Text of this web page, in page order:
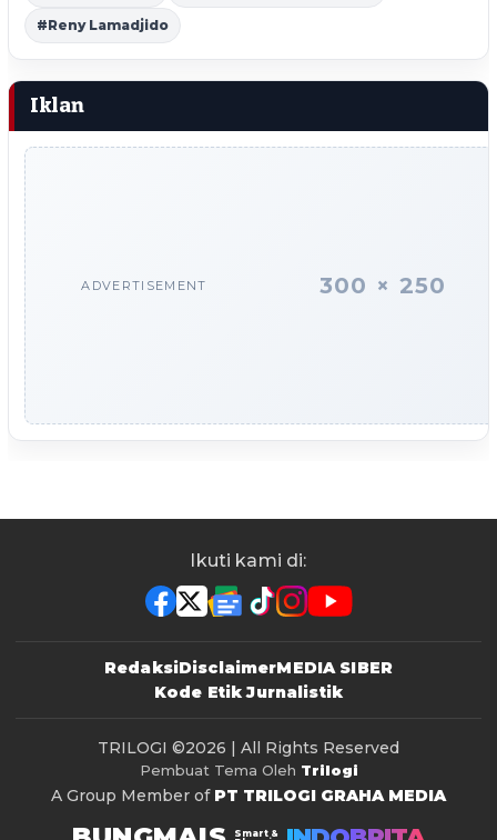
#Reny Lamadjido
Iklan
ADVERTISEMENT 300 × 250
Ikuti kami di:
RedaksiDisclaimerMEDIA SIBER
Kode Etik Jurnalistik
TRILOGI ©2026 | All Rights Reserved
Pembuat Tema Oleh Trilogi
A Group Member of PT TRILOGI GRAHA MEDIA
Smart &